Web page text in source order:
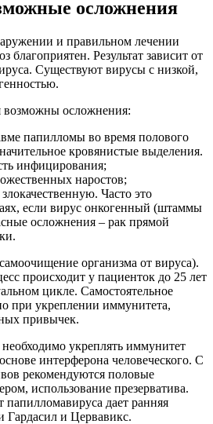
осложнения
и правильном лечении
благоприятен. Результат зависит от
Существуют вирусы с низкой,
возможны осложнения:
папилломы во время полового
кровянистые выделения.
инфицирования;
наростов;
Часто это
если вирус онкогенный (штаммы
осложнения – рак прямой
организма от вируса).
происходит у пациенток до 25 лет
цикле. Самостоятельное
при укреплении иммунитета,
привычек.
укреплять иммунитет
интерферона человеческого. С
рекомендуются половые
использование презерватива.
папилломавируса дает ранняя
Гардасил и Цервавикс.